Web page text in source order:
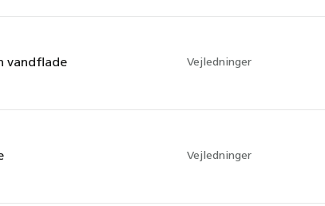
vandflade Vejledninger
Vejledninger